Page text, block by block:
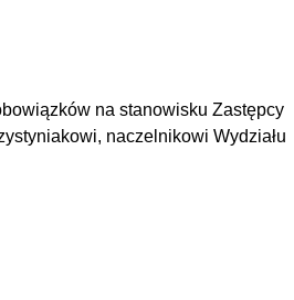
na stanowisku Zastępcy
naczelnikowi Wydziału